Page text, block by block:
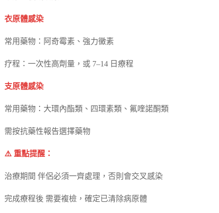
衣原體感染
常用藥物：阿奇霉素、強力黴素
疗程：一次性高劑量，或 7–14 日療程
支原體感染
常用藥物：大環內酯類、四環素類、氟喹諾酮類
需按抗藥性報告選擇藥物
⚠️ 重點提醒：
治療期間 伴侶必須一齊處理，否則會交叉感染
完成療程後 需要複檢，確定已清除病原體